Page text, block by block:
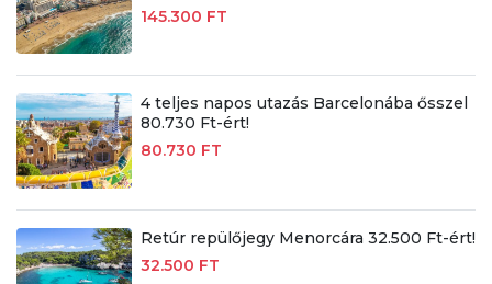
145.300 FT
4 teljes napos utazás Barcelonába ősszel
80.730 Ft-ért!
80.730 FT
Retúr repülőjegy Menorcára 32.500 Ft-ért!
32.500 FT